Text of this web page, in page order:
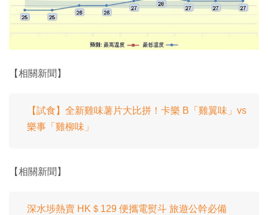
【相關新聞】
【試食】全新雞味薯片大比拼！卡樂 B「雞翼味」vs
樂事「雞柳味」
【相關新聞】
深水埗熱賣 HK＄129 便攜電熨斗 旅遊公幹必備